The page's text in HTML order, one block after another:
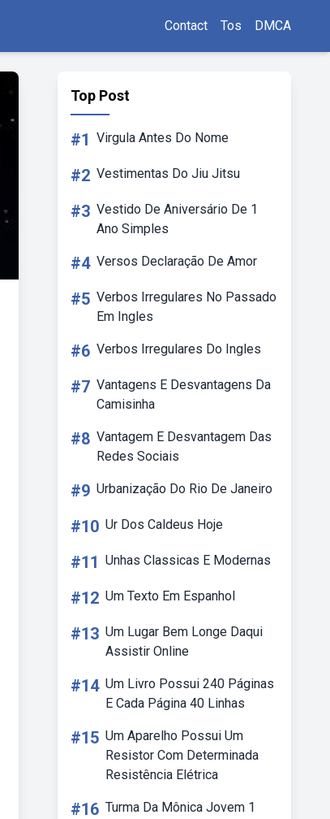
Contact Tos DMCA
Top Post
#1 Virgula Antes Do Nome
#2 Vestimentas Do Jiu Jitsu
#3 Vestido De Aniversário De 1
Ano Simples
#4 Versos Declaração De Amor
#5 Verbos Irregulares No Passado
Em Ingles
#6 Verbos Irregulares Do Ingles
#7 Vantagens E Desvantagens Da
Camisinha
#8 Vantagem E Desvantagem Das
Redes Sociais
#9 Urbanização Do Rio De Janeiro
#10 Ur Dos Caldeus Hoje
#11 Unhas Classicas E Modernas
#12 Um Texto Em Espanhol
#13 Um Lugar Bem Longe Daqui
Assistir Online
#14 Um Livro Possui 240 Páginas
E Cada Página 40 Linhas
#15 Um Aparelho Possui Um
Resistor Com Determinada
Resistência Elétrica
#16 Turma Da Mônica Jovem 1